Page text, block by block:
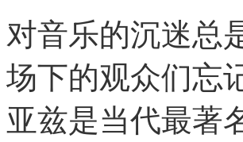
对音乐的沉迷总
场下的观众们忘
亚兹是当代最著